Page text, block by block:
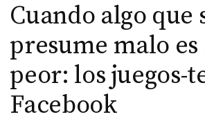
Cuando algo que
presume malo es
peor: los juegos-
Facebook